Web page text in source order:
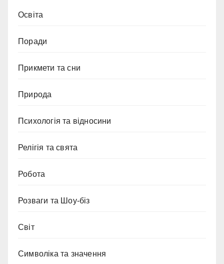
Освіта
Поради
Прикмети та сни
Природа
Психологія та відносини
Релігія та свята
Робота
Розваги та Шоу-біз
Світ
Символіка та значення